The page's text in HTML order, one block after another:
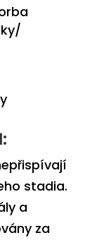
stadia.
a
za